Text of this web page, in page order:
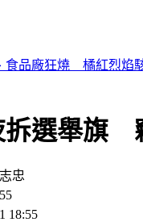
率」出爐 6縣市破5成
拆選舉旗
忠
18:55